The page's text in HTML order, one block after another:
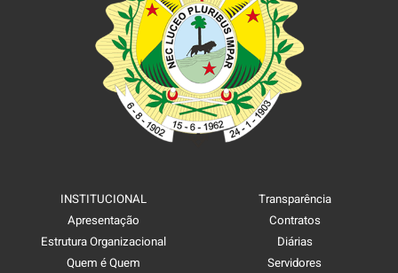
INSTITUCIONAL
Apresentação
Estrutura Organizacional
Quem é Quem
Transparência
Contratos
Diárias
Servidores